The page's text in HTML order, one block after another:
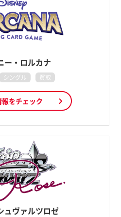
ー・ロルカナ
シングル 買取
をチェック
ュヴァルツロゼ